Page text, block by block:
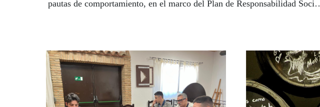
pautas de comportamiento, en el marco del Plan de Responsabilidad Social